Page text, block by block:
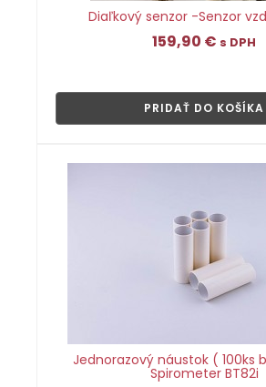
Diaľkový senzor -Senzor
159,90 € s DPH
PRIDAŤ DO KOŠÍKA
Jednorazový náustok ( 100ks
Spirometer BT82i